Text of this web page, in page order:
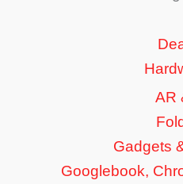
AR
Gadgets
Googlebook,